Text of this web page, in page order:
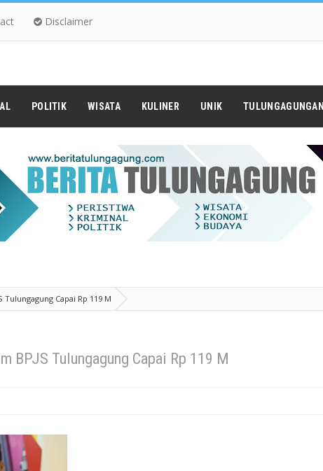
Disclaimer
POLITIK WISATA KULINER UNIK TULUNGAGUNGAN
Tulungagung Capai Rp 119 M
BPJS Tulungagung Capai Rp 119 M